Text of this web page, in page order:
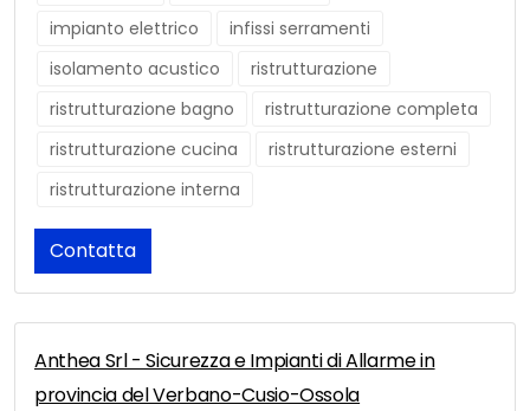
impianto elettrico
infissi serramenti
isolamento acustico
ristrutturazione
ristrutturazione bagno
ristrutturazione completa
ristrutturazione cucina
ristrutturazione esterni
ristrutturazione interna
Contatta
Anthea Srl - Sicurezza e Impianti di Allarme in
provincia del Verbano-Cusio-Ossola